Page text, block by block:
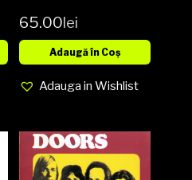
Reissue,
Remastered,
Stereo, Mono
65.00lei
Adaugă în Coș
Adauga in Wishlist